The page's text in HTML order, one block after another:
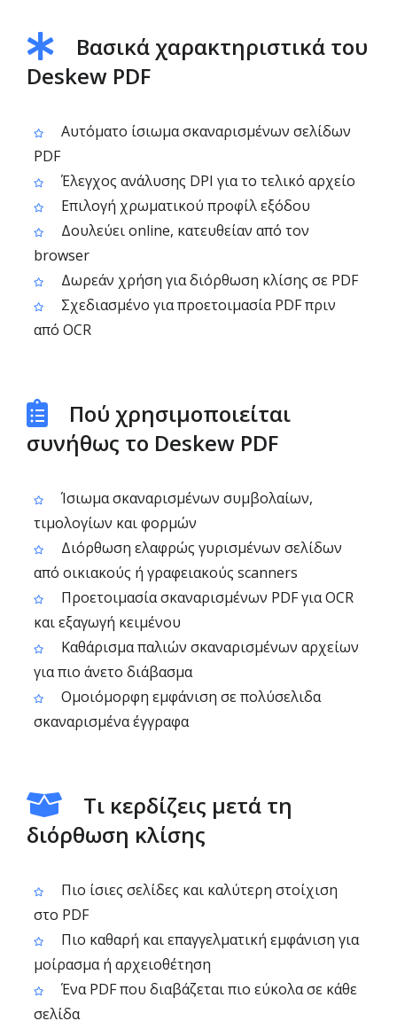
Βασικά χαρακτηριστικά του
Deskew PDF
Αυτόματο ίσιωμα σκαναρισμένων σελίδων
PDF
Έλεγχος ανάλυσης DPI για το τελικό αρχείο
Επιλογή χρωματικού προφίλ εξόδου
Δουλεύει online, κατευθείαν από τον
browser
Δωρεάν χρήση για διόρθωση κλίσης σε PDF
Σχεδιασμένο για προετοιμασία PDF πριν
από OCR
Πού χρησιμοποιείται
συνήθως το Deskew PDF
Ίσιωμα σκαναρισμένων συμβολαίων,
τιμολογίων και φορμών
Διόρθωση ελαφρώς γυρισμένων σελίδων
από οικιακούς ή γραφειακούς scanners
Προετοιμασία σκαναρισμένων PDF για OCR
και εξαγωγή κειμένου
Καθάρισμα παλιών σκαναρισμένων αρχείων
για πιο άνετο διάβασμα
Ομοιόμορφη εμφάνιση σε πολύσελιδα
σκαναρισμένα έγγραφα
Τι κερδίζεις μετά τη
διόρθωση κλίσης
Πιο ίσιες σελίδες και καλύτερη στοίχιση
στο PDF
Πιο καθαρή και επαγγελματική εμφάνιση για
μοίρασμα ή αρχειοθέτηση
Ένα PDF που διαβάζεται πιο εύκολα σε κάθε
σελίδα